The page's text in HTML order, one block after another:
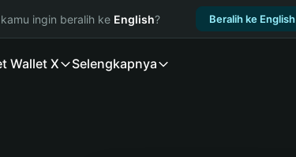
ingin beralih ke English? Beralih ke English
Wallet X Selengkapnya